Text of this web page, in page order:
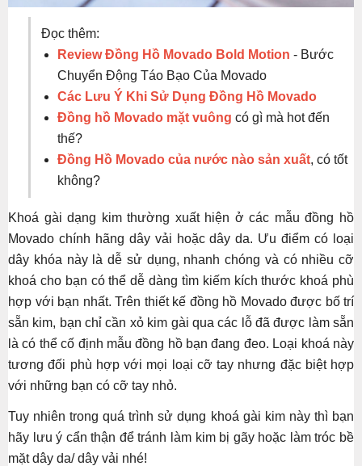
Đọc thêm:
Review Đồng Hồ Movado Bold Motion - Bước
Chuyển Động Táo Bạo Của Movado
Các Lưu Ý Khi Sử Dụng Đồng Hồ Movado
Đồng hồ Movado mặt vuông có gì mà hot đến
thế?
Đồng Hồ Movado của nước nào sản xuất, có tốt
không?
Khoá gài dạng kim thường xuất hiện ở các mẫu đồng hồ
Movado chính hãng dây vải hoặc dây da. Ưu điểm có loại
dây khóa này là dễ sử dụng, nhanh chóng và có nhiều cỡ
khoá cho bạn có thể dễ dàng tìm kiếm kích thước khoá phù
hợp với bạn nhất. Trên thiết kế đồng hồ Movado được bố trí
sẵn kim, bạn chỉ cần xỏ kim gài qua các lỗ đã được làm sẵn
là có thể cố định mẫu đồng hồ bạn đang đeo. Loại khoá này
tương đối phù hợp với mọi loại cỡ tay nhưng đặc biệt hợp
với những bạn có cỡ tay nhỏ.
Tuy nhiên trong quá trình sử dụng khoá gài kim này thì bạn
hãy lưu ý cẩn thận để tránh làm kim bị gãy hoặc làm tróc bề
mặt dây da/ dây vải nhé!